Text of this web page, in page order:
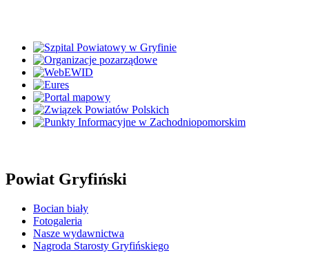
Powiat Gryfiński
Bocian biały
Fotogaleria
Nasze wydawnictwa
Nagroda Starosty Gryfińskiego